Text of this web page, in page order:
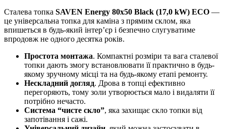
Сталева топка SAVEN Energy 80х50 Black (17,0 kW) ECO —
це універсальна топка для каміна з прямим склом, яка
впишеться в будь-який інтер’єр і безпечно слугуватиме
впродовж не одного десятка років.
Простота монтажа. Компактні розміри та вага сталевої
топки дають змогу встановлювати її практично в будь-
якому зручному місці та на будь-якому етапі ремонту.
Нескладний догляд. Дрова в топці ефективно
перегоряють, тому золи утворюється мало і видаляти її
потрібно нечасто.
Система “чисте скло”, яка захищає скло топки від
запотівання і сажі.